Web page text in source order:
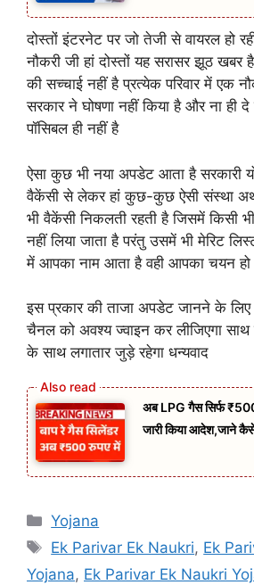
दोस्तों इंटरनेट पर जो तेजी से वायरल हो
नौकरी जी हां दोस्तों यह सरासर झूठ खबर
की सच्चाई नहीं है प्रत्येक परिवार में एक
सरकार ने घोषणा नहीं किया है और ना ही दे
पॉसिबल ही नहीं है
ऐसा कुछ भी नया अपडेट आता है सरकारी
वैकेंसी से लेकर हां कुछ-कुछ ऐसी संस्था
भी वैकेंसी निकलती रहती है जिसमें किसी
नहीं लिया जाता है परंतु उसमें भी मेरिट
में आपका नाम आता है वही आपका चयन हो
इस प्रकार की ताजा अपडेट जानने के लिए
चैनल को अवश्य ज्वाइन कर लीजिएगा साथ
के साथ लगातार जुड़े रहेगा धन्यवाद
अब LPG गैस सिर्फ
जारी किया आदेश,जाने
Categories
Yojana
Tags
Ek Parivar Ek Naukri, Ek
Yojana, Ek Parivar Ek Naukri